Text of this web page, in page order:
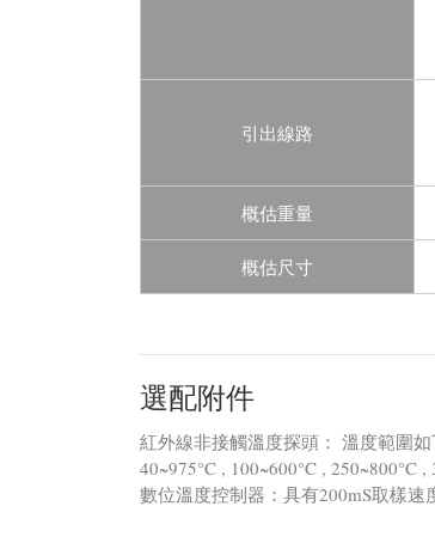
引出線路
概估重量
概估尺寸
選配附件
紅外線非接觸溫度探頭： 溫度範圍如
40~975°C , 100~600°C , 250~800°C
數位溫度控制器：具有200mS取樣速